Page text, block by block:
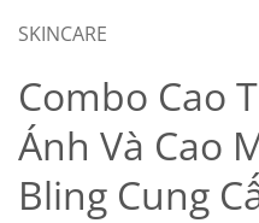
SKINCARE
Combo Cao
Ánh Và Cao
Bling Cung